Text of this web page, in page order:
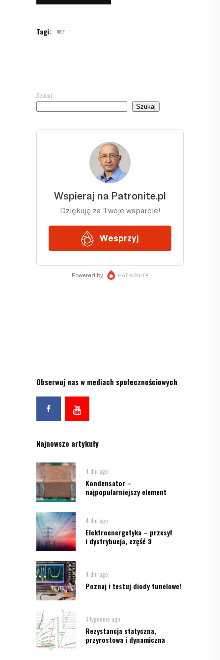
Tagi: MR081
Szukaj
Szukaj
Obserwuj nas w mediach społecznościowych
Najnowsze artykuły
4 dni ago
Kondensator –
najpopularniejszy element
4 dni ago
Elektroenergetyka – przesył
i dystrybucja, część 3
4 dni ago
Poznaj i testuj diody tunelowe!
3 tygodnie ago
Rezystancja statyczna,
przyrostowa i dynamiczna